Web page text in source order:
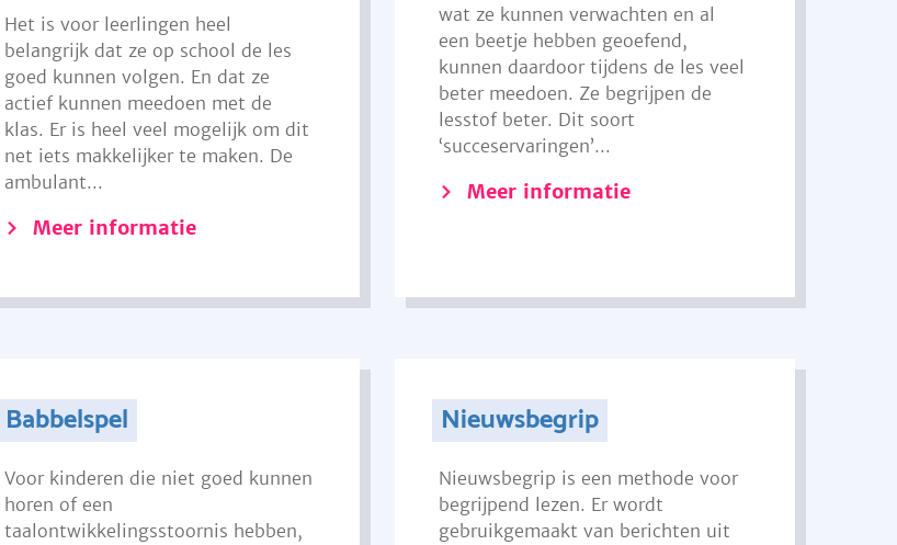
Het is voor leerlingen heel
belangrijk dat ze op school de les
goed kunnen volgen. En dat ze
actief kunnen meedoen met de
klas. Er is heel veel mogelijk om dit
net iets makkelijker te maken. De
ambulant...
Meer informatie
wat ze kunnen verwachten en al
een beetje hebben geoefend,
kunnen daardoor tijdens de les veel
beter meedoen. Ze begrijpen de
lesstof beter. Dit soort
‘succeservaringen’...
Meer informatie
Babbelspel
Voor kinderen die niet goed kunnen
horen of een
taalontwikkelingsstoornis hebben,
Nieuwsbegrip
Nieuwsbegrip is een methode voor
begrijpend lezen. Er wordt
gebruikgemaakt van berichten uit